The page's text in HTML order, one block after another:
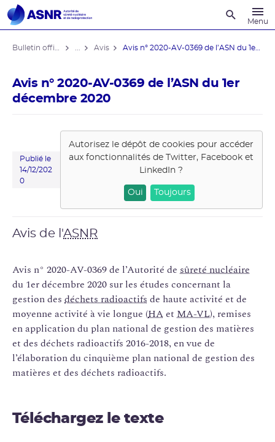
Menu
Avis
Avis n° 2020-AV-0369 de l’ASN du 1er
décembre 2020
Publié le
14/12/202
0
Autorisez le dépôt de cookies pour accéder
aux fonctionnalités deTwitter, Facebook et
LinkedIn ?
Oui Toujours
Avis de l'ASNR
Avis n° 2020-AV-0369 de l’Autorité de sûreté nucléaire
du 1er décembre 2020 sur les études concernant la
gestion des déchets radioactifs de haute activité et de
moyenne activité à vie longue (HAet MA-VL), remises
en application du plan national de gestion des matières
et des déchets radioactifs 2016-2018, en vue de
l’élaboration du cinquième plan national de gestion des
matières et des déchets radioactifs.
Téléchargez le texte